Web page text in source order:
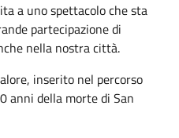
a uno spettacolo che sta
partecipazione di
nella nostra città.
inserito nel percorso
anni della morte di San